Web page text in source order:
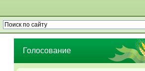
Голосование